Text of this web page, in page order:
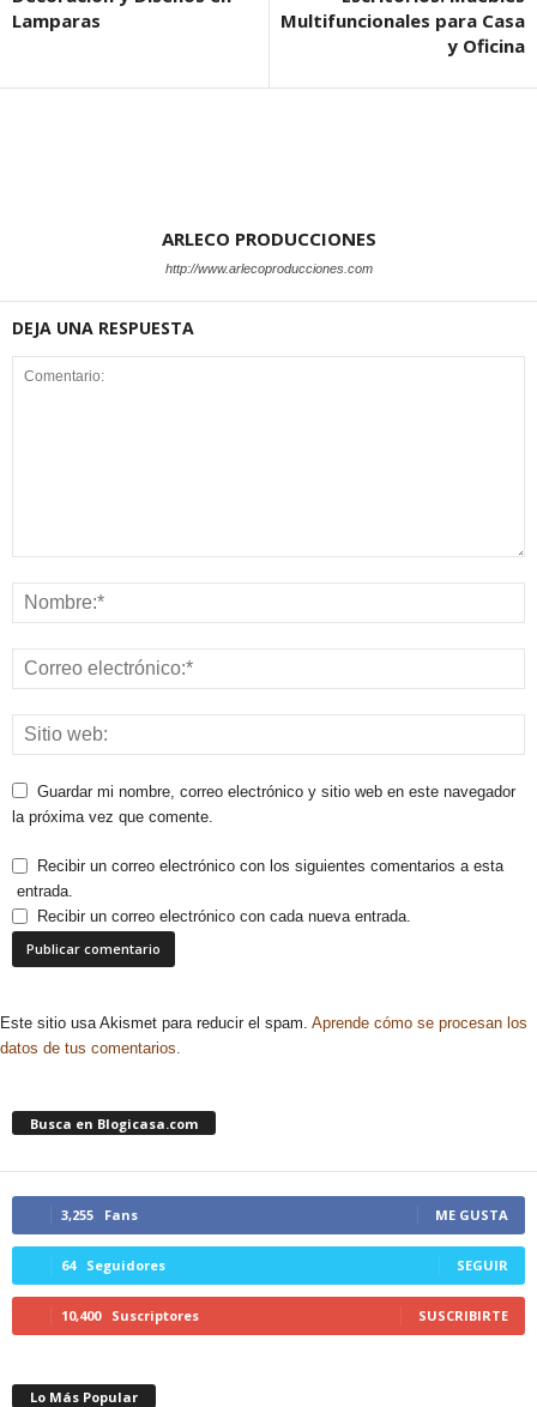
Lamparas
Multifuncionales para Casa
y Oficina
ARLECO PRODUCCIONES
http://www.arlecoproducciones.com
DEJA UNA RESPUESTA
Guardar mi nombre, correo electrónico y sitio web en este navegador
la próxima vez que comente.
Recibir un correo electrónico con los siguientes comentarios a esta
entrada.
Recibir un correo electrónico con cada nueva entrada.
Este sitio usa Akismet para reducir el spam. Aprende cómo se procesan los
datos de tus comentarios.
Busca en Blogicasa.com
3,255 Fans ME GUSTA
64 Seguidores SEGUIR
10,400 Suscriptores SUSCRIBIRTE
Lo Más Popular